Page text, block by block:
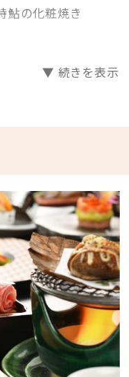
鮎の化粧焼き
シュルーム香味焼き
添え・他
がございます。
、季節毎に替わる全
お楽しみくださいま
▼ 続きを表示